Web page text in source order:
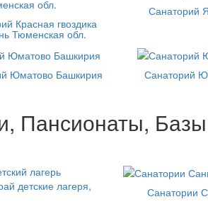
Красная гвоздика
Тюменская обл.
Санаторий
Юматово Башкирия
Санаторий
Пансионаты,
Санатории